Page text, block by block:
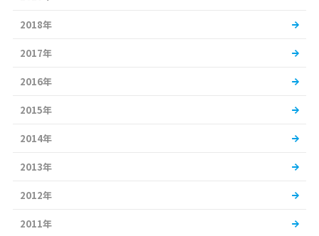
2018年
2017年
2016年
2015年
2014年
2013年
2012年
2011年